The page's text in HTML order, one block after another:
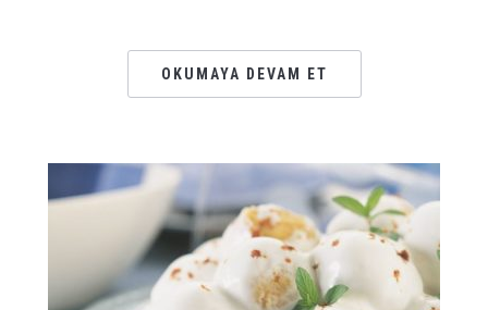
OKUMAYA DEVAM ET